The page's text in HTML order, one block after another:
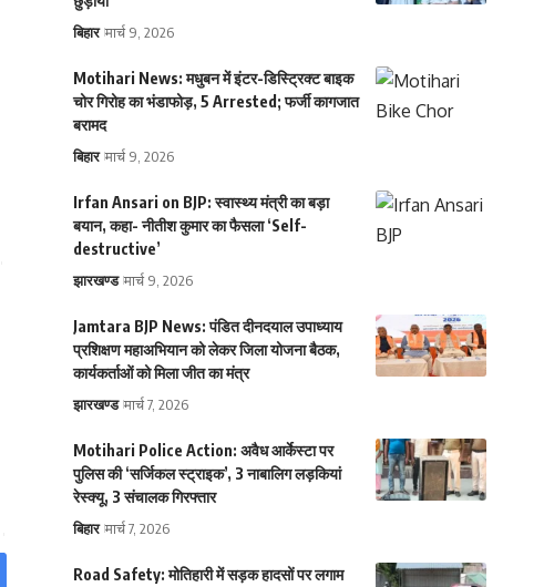
बिहार मार्च 9, 2026
Motihari News: मधुबन में इंटर-डिस्ट्रिक्ट बाइक
चोर गिरोह का भंडाफोड़, 5 Arrested; फर्जी कागजात
बरामद
बिहार मार्च 9, 2026
Irfan Ansari on BJP: स्वास्थ्य मंत्री का बड़ा
बयान, कहा- नीतीश कुमार का फैसला ‘Self-
destructive’
झारखण्ड मार्च 9, 2026
Jamtara BJP News: पंडित दीनदयाल उपाध्याय
प्रशिक्षण महाअभियान को लेकर जिला योजना बैठक,
कार्यकर्ताओं को मिला जीत का मंत्र
झारखण्ड मार्च 7, 2026
Motihari Police Action: अवैध आर्केस्टा पर
पुलिस की ‘सर्जिकल स्ट्राइक’, 3 नाबालिग लड़कियां
रेस्क्यू, 3 संचालक गिरफ्तार
बिहार मार्च 7, 2026
Road Safety: मोतिहारी में सड़क हादसों पर लगाम